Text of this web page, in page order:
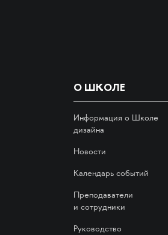
О ШКОЛЕ
Информация о Школе
дизайна
Новости
Календарь событий
Преподаватели
и сотрудники
Руководство